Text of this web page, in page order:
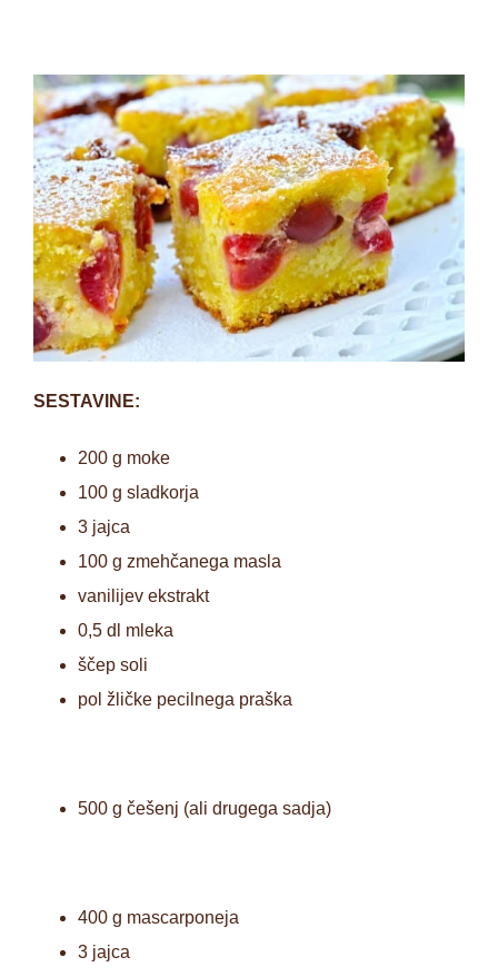
SESTAVINE:
200 g moke
100 g sladkorja
3 jajca
100 g zmehčanega masla
vanilijev ekstrakt
0,5 dl mleka
ščep soli
pol žličke pecilnega praška
500 g češenj (ali drugega sadja)
400 g mascarponeja
3 jajca